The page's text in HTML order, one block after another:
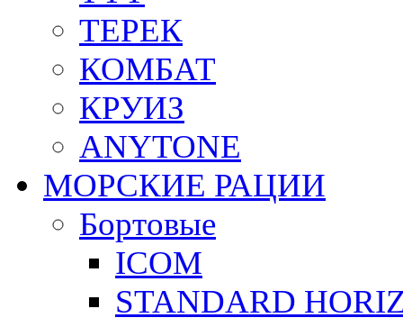
ТЕРЕК
КОМБАТ
КРУИЗ
ANYTONE
МОРСКИЕ РАЦИИ
Бортовые
ICOM
STANDARD